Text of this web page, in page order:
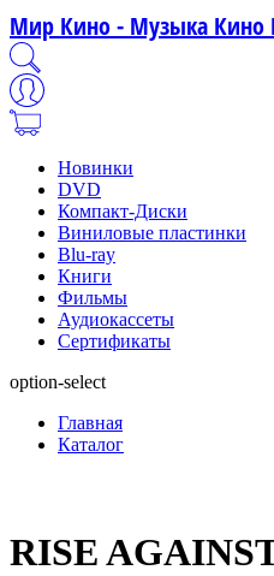
Мир Кино - Музыка Кино
Новинки
DVD
Компакт-Диски
Виниловые пластинки
Blu-ray
Книги
Фильмы
Аудиокассеты
Сертификаты
option-select
Главная
Каталог
RISE